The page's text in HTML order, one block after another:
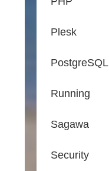
Plesk
PostgreSQL
Running
Sagawa
Security